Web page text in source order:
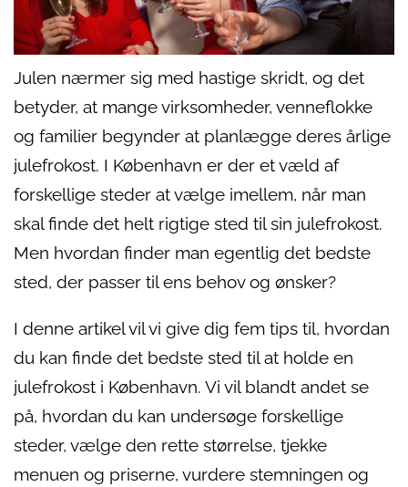
Julen nærmer sig med hastige skridt, og det
betyder, at mange virksomheder, venneflokke
og familier begynder at planlægge deres årlige
julefrokost. I København er der et væld af
forskellige steder at vælge imellem, når man
skal finde det helt rigtige sted til sin julefrokost.
Men hvordan finder man egentlig det bedste
sted, der passer til ens behov og ønsker?
I denne artikel vil vi give dig fem tips til, hvordan
du kan finde det bedste sted til at holde en
julefrokost i København. Vi vil blandt andet se
på, hvordan du kan undersøge forskellige
steder, vælge den rette størrelse, tjekke
menuen og priserne, vurdere stemningen og